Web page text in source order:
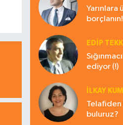
Yarınlara
borçlanın!
EDIP
ediyor (!)
İLKAY
Telafiden
buluruz?